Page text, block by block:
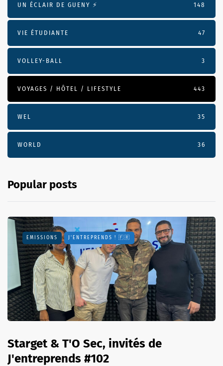
UN ÉCLAIR DE GUENY ⚡️ 148
VIE ÉTUDIANTE 47
VOLLEY-BALL 3
VOYAGES / HÔTEL / LIFESTYLE 443
WEL 35
WORLD 36
Popular posts
EMISSIONS J'ENTREPRENDS ! 🇫🇷
Starget & T'O Sec, invités de
J'entreprends #102